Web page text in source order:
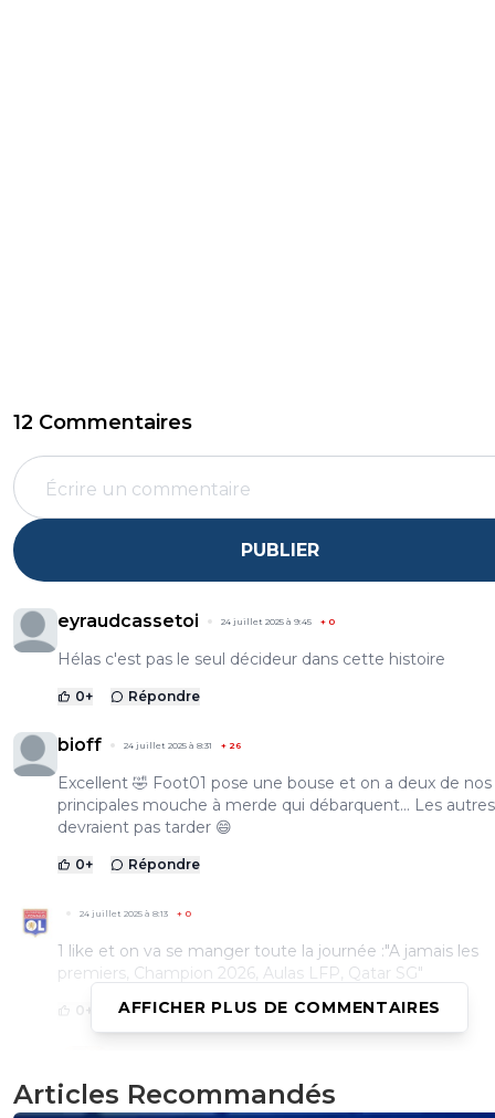
12 Commentaires
PUBLIER
eyraudcassetoi 24 juillet 2025 à 9:45 + 0
Hélas c'est pas le seul décideur dans cette histoire
0+ Répondre
bioff 24 juillet 2025 à 8:31 + 26
Excellent 🤣 Foot01 pose une bouse et on a deux de nos
principales mouche à merde qui débarquent... Les
devraient pas tarder 😄
0+ Répondre
24 juillet 2025 à 8:13 + 0
1 like et on va se manger toute la journée :"A jamais les
premiers, Champion 2026, Aulas LFP, Qatar SG"
0 + Répondre
C'est pas "Aulas LFP" c'est "OLFP"
AFFICHER PLUS DE COMMENTAIRES
Articles Recommandés